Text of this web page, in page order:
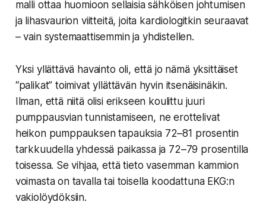
malli ottaa huomioon sellaisia sähköisen johtumisen
ja lihasvaurion viitteitä, joita kardiologitkin seuraavat
– vain systemaattisemmin ja yhdistellen.
Yksi yllättävä havainto oli, että jo nämä yksittäiset
“palikat” toimivat yllättävän hyvin itsenäisinäkin.
Ilman, että niitä olisi erikseen koulittu juuri
pumppausvian tunnistamiseen, ne erottelivat
heikon pumppauksen tapauksia 72–81 prosentin
tarkkuudella yhdessä paikassa ja 72–79 prosentilla
toisessa. Se vihjaa, että tieto vasemman kammion
voimasta on tavalla tai toisella koodattuna EKG:n
vakiolöydöksiin.